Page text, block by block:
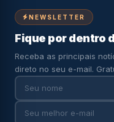
NEWSLETTER
Fique por dentro
Receba as principais
direto no seu e-mail.